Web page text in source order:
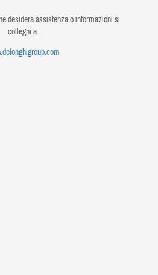
desidera assistenza o informazioni si
colleghi a: